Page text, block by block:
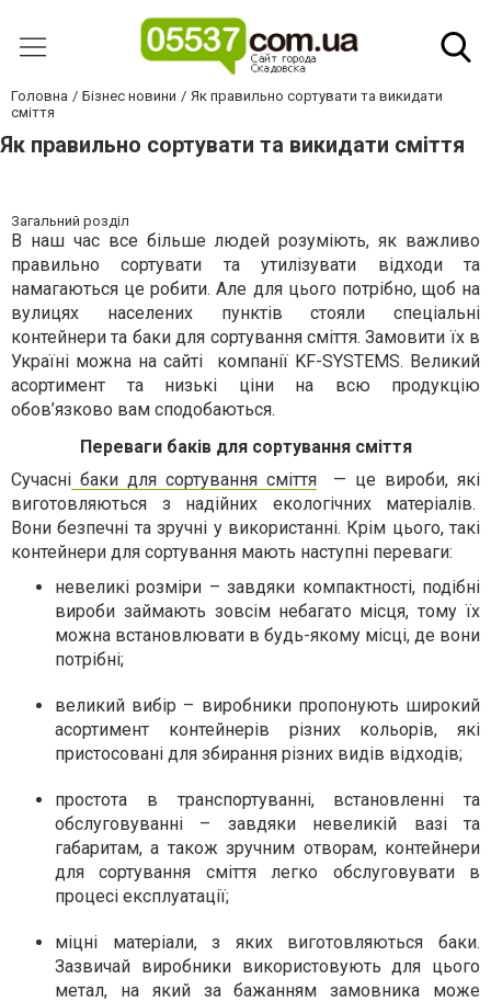
Головна Бізнес новини
Як правильно сортувати та викидати
сміття
Як правильно сортувати та викидати сміття
Загальний розділ
В наш час все більше людей розуміють, як важливо
правильно сортувати та утилізувати відходи та
намагаються це робити. Але для цього потрібно, щоб на
вулицях населених пунктів стояли спеціальні
контейнери та баки для сортування сміття. Замовити їх в
Україні можна на сайті компанії KF-SYSTEMS. Великий
асортимент та низькі ціни на всю продукцію
обов’язково вам сподобаються.
Переваги баків для сортування сміття
Сучасні баки для сортування сміття— це вироби, які
виготовляються з надійних екологічних матеріалів.
Вони безпечні та зручні у використанні. Крім цього, такі
контейнери для сортування мають наступні переваги:
невеликі розміри – завдяки компактності, подібні
вироби займають зовсім небагато місця, тому їх
можна встановлювати в будь-якому місці, де вони
потрібні;
великий вибір – виробники пропонують широкий
асортимент контейнерів різних кольорів, які
пристосовані для збирання різних видів відходів;
простота в транспортуванні, встановленні та
обслуговуванні – завдяки невеликій вазі та
габаритам, а також зручним отворам, контейнери
для сортування сміття легко обслуговувати в
процесі експлуатації;
міцні матеріали, з яких виготовляються баки.
Зазвичай виробники використовують для цього
метал, на який за бажанням замовника може